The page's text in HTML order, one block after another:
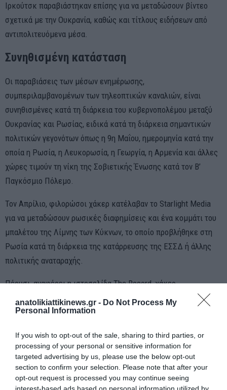
anatolikiattikinews.gr - Do Not Process My
Personal Information
If you wish to opt-out of the sale, sharing to third parties, or
processing of your personal or sensitive information for
targeted advertising by us, please use the below opt-out
section to confirm your selection. Please note that after your
opt-out request is processed you may continue seeing
interest-based ads based on personal information utilized by
Ιρκούτσκ παραβιάστηκαν επίσης για να μεταδώσουν βίντεο
σχετικά με την Ουκρανία, καθώς και τίτλους ειδήσεων από
αντιπολιτευόμενα μέσα.
Συνηθισμένη κατάσταση
Οι παραβιάσεις των μέσων ενημέρωσης,
συμπεριλαμβανομένων των τηλεοπτικών καναλιών, είναι
συνηθισμένες κατά τη διάρκεια του κυβερνοπολέμου μεταξύ
Ουκρανίας και Ρωσίας, ειδικά κατά τη διάρκεια σημαντικών
πολιτικών γεγονότων όπως η 9η Μαΐου, ημερομηνία κατά την
οποία η Ρωσία, η Λευκορωσία, η Γεωργία, η Αρμενία και άλλες
χώρες τιμούν τη νίκη της Σοβιετικής Ένωσης κατά τον Β’
Παγκόσμιο Πόλεμο.
Τον Απρίλιο, φιλορώσοι χάκερ κατέλαβαν το Starlight Media
για να μεταδώσουν ρωσικές διαφημίσεις και ένα κομμάτι του
μπαλέτου της Λίμνης των Κύκνων, το οποίο προβλήθηκε στη
Ρωσία κατά τη διάρκεια της κατάρρευσης της ΕΣΣΔ ή άλλης
πολιτικής αναταραχής.
Πέρυσι, αναφέρει η ιστοσελίδα The Record, χάκερ
αντικατέστησαν τις μεταδόσεις της παρέλασης για την Ημέρα
της Νίκης του Βλαντιμίρ Πούτιν με ένα αντιπολεμικό μήνυμα
δολοφονημένων παιδιών είναι στα χέρια σας».
Δύο μήνες αργότερα, τον Ιούλιο, δύο ραδιοφωνικοί σταθμοί που
ανήκουν σε έναν από τους μεγαλύτερους ραδιοτηλεοπτικούς